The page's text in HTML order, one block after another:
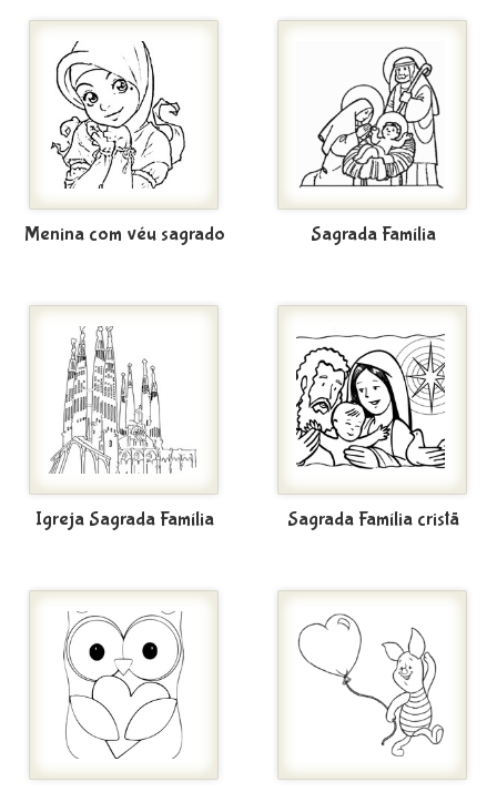
Menina com véu sagrado Sagrada Família
Igreja Sagrada Família Sagrada Família cristã